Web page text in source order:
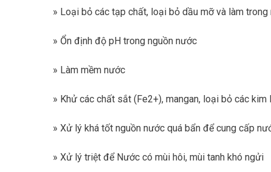
» Loại bỏ các tạp chất, loại bỏ dầu mỡ và làm trong
» Ổn định độ pH trong nguồn nước
» Làm mềm nước
» Khử các chất sắt (Fe2+), mangan, loại bỏ các
» Xử lý khá tốt nguồn nước quá bẩn để cung cấp
» Xử lý triệt để Nước có mùi hôi, mùi tanh khó ngửi